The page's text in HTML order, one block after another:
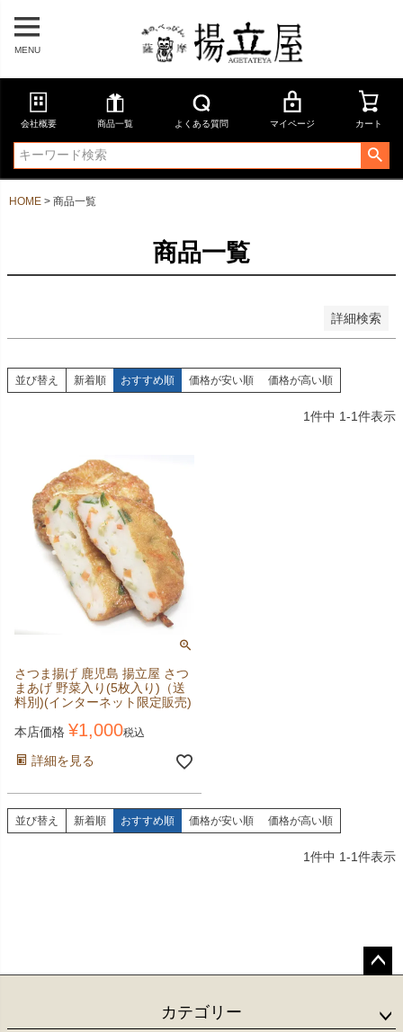
MENU
会社概要 商品一覧 よくある質問 マイページ カート
HOME 商品一覧
商品一覧
詳細検索
並び順
新着順
登録順
価格が安い順
優先度順
キーワードヒット順
検索
並び替え 新着順 おすすめ順 価格が安い順 価格が高い順
1件中 1-1件表示
さつま揚げ 鹿児島 揚立屋 さつ
まあげ 野菜入り(5枚入り)（送
料別)(インターネット限定販売)
本店価格 ¥1,000税込
詳細を見る
並び替え 新着順 おすすめ順 価格が安い順 価格が高い順
1件中 1-1件表示
ップ
カテゴリー